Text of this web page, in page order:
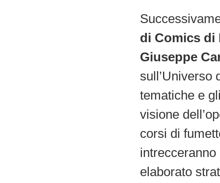
di Comics di
Giuseppe
sull’Universo
tematiche e
visione
corsi di
elaborato